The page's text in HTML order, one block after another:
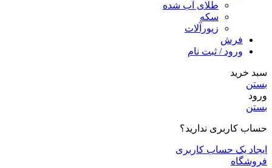
طلای آب شده
سکه
زیورآلات
فرش
ورود / ثبت نام
سبد خرید
بستن
ورود
بستن
حساب کاربری ندارید؟
ایجاد یک حساب کاربری
فروشگاه